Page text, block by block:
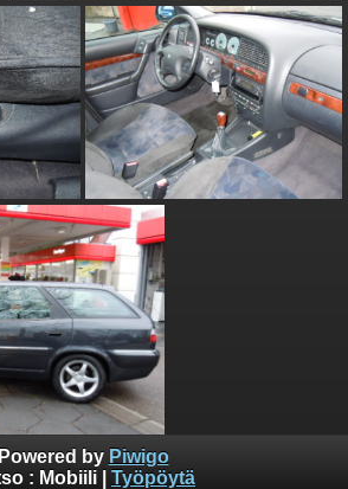
kuvat
Powered by Piwigo
: Mobiili Työpöytä